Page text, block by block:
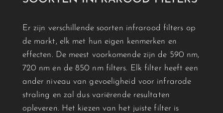
Er zijn verschillende soorten infrarood filters op
de markt, elk met hun eigen kenmerken en
effecten. De meest voorkomende zijn de 590 nm,
720 nm en de 850 nm filters. Elk filter heeft een
ander niveau van gevoeligheid voor infrarode
straling en zal dus variërende resultaten
opleveren. Het kiezen van het juiste filter is